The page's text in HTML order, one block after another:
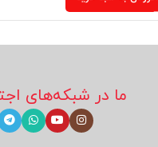
ما در شبکه‌های